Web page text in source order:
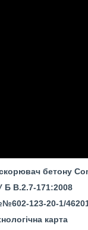
бетону
Б В.2.7-171:2008
123-20-1/
карта